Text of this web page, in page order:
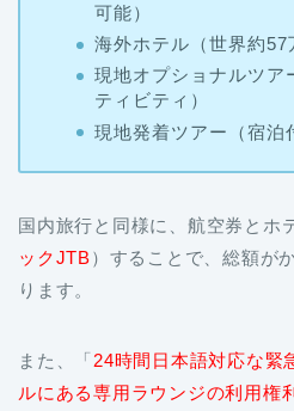
可能）
海外ホテル（世界約57
現地オプショナルツア
ティビティ）
現地発着ツアー（宿泊
国内旅行と同様に、航空券とホ
ックJTB）することで、総額が
ります。
また、「24時間日本語対応な緊
ルにある専用ラウンジの利用権利